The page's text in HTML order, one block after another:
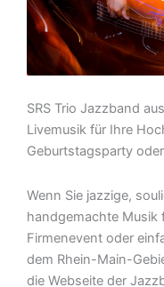
SRS Trio Jazzband
Livemusik für Ihre
Geburtstagsparty
Wenn Sie jazzige,
handgemachte Musik
Firmenevent oder
dem Rhein-Main-
die Webseite der